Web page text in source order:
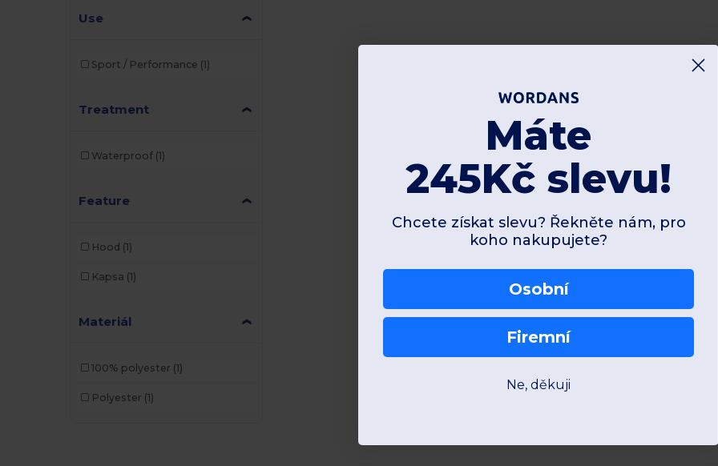
Use
Sport / Performance (1)
Treatment
Waterproof (1)
Feature
Hood (1)
Kapsa (1)
Materiál
100% polyester (1)
Polyester (1)
Máte
245Kč slevu!
Chcete získat slevu? Řekněte nám, pro
koho nakupujete?
Osobní
Firemní
Ne, děkuji